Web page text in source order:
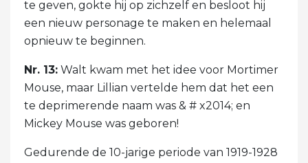
te geven, gokte hij op zichzelf en besloot hij
een nieuw personage te maken en helemaal
opnieuw te beginnen.
Nr. 13: Walt kwam met het idee voor Mortimer
Mouse, maar Lillian vertelde hem dat het een
te deprimerende naam was & # x2014; en
Mickey Mouse was geboren!
Gedurende de 10-jarige periode van 1919-1928